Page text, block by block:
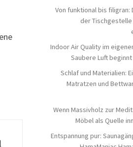
Von funktional bis filigran:
der Tischgestelle
Indoor Air Quality im
Saubere Luft
Schlaf und Materialien:
Matratzen und
Wenn Massivholz zur
Möbel als Quelle
Entspannung pur: